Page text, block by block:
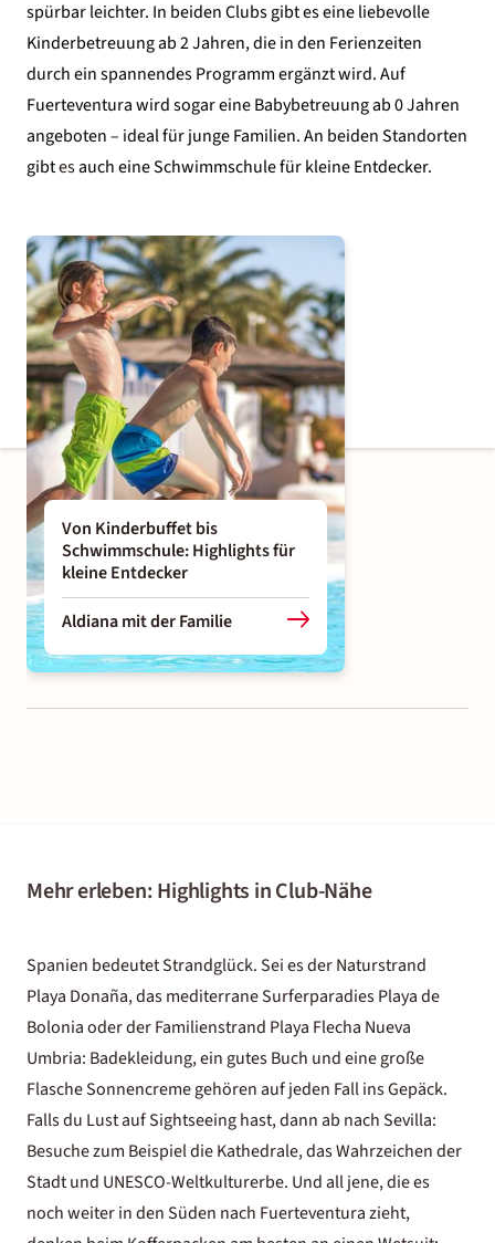
spürbar leichter. In beiden Clubs gibt es eine liebevolle
Kinderbetreuung ab 2 Jahren, die in den Ferienzeiten
durch ein spannendes Programm ergänzt wird. Auf
Fuerteventura wird sogar eine Babybetreuung ab 0 Jahren
angeboten – ideal für junge Familien. An beiden Standorten
gibtesauch eine Schwimmschule für kleine Entdecker.
Von Kinderbuffet bis
Schwimmschule: Highlights für
kleine Entdecker
Aldiana mit der Familie
Mehr erleben: Highlights in Club-Nähe
Spanien bedeutet Strandglück. Sei es der Naturstrand
Playa Donaña, das mediterrane Surferparadies Playa de
Bolonia oder der Familienstrand Playa Flecha Nueva
Umbria: Badekleidung, ein gutes Buch und eine große
Flasche Sonnencreme gehören auf jeden Fall ins Gepäck.
Falls du Lust auf Sightseeing hast, dann ab nach Sevilla:
Besuche zum Beispiel die Kathedrale, das Wahrzeichen der
Stadt und UNESCO-Weltkulturerbe. Und all jene, die es
noch weiter in den Süden nach Fuerteventura zieht,